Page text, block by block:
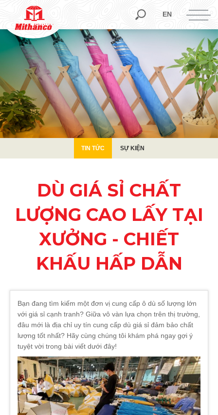
EN
SỰ KIỆN
TIN TỨC SỰ KIỆN
DÙ GIÁ SỈ CHẤT
LƯỢNG CAO LẤY TẠI
XƯỞNG - CHIẾT
KHẤU HẤP DẪN
Bạn đang tìm kiếm một đơn vị cung cấp ô dù số lượng lớn
với giá sỉ cạnh tranh? Giữa vô vàn lựa chọn trên thị trường,
đâu mới là địa chỉ uy tín cung cấp dù giá sỉ đảm bảo chất
lượng tốt nhất? Hãy cùng chúng tôi khám phá ngay gợi ý
tuyệt vời trong bài viết dưới đây!